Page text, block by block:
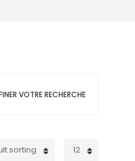
VOTRE RECHERCHE
12
sorting